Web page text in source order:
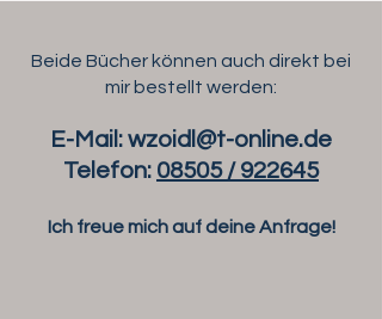
Beide Bücher können auch direkt bei
mir bestellt werden:
E-Mail: wzoidl@t-online.de
Telefon: 08505 / 922645
Ich freue mich auf deine Anfrage!